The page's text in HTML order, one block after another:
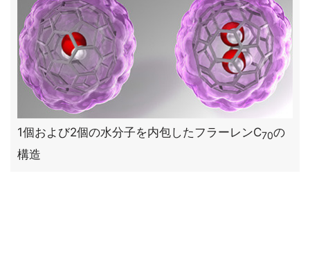
1個および2個の水分子を内包したフラーレンC70の
構造